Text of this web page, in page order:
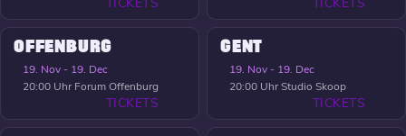
TICKETS TICKETS
OFFENBURG
19. Nov - 19. Dec
20:00 Uhr Forum Offenburg
TICKETS
GENT
19. Nov - 19. Dec
20:00 UhrStudio Skoop
TICKETS